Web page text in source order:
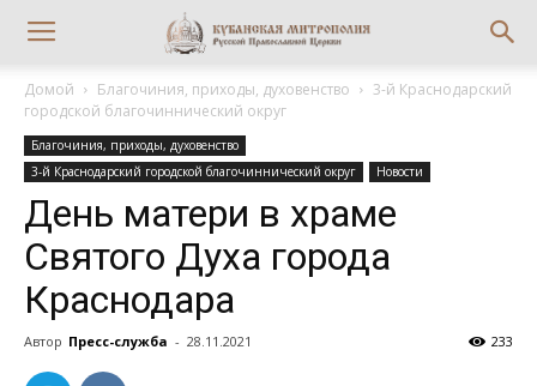
Домой Благочиния, приходы, духовенство
3-й Краснодарский
городской благочиннический округ
Благочиния, приходы, духовенство
3-й Краснодарский городской благочиннический округ
Новости
День матери в храме
Святого Духа города
Краснодара
Автор Пресс-служба - 28.11.2021 233